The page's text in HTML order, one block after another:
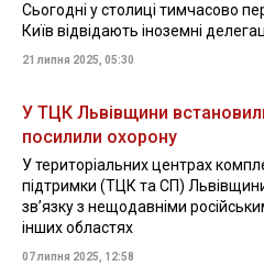
Сьогодні у столиці тимчасово
Київ відвідають іноземні
21 липня 2025, 05:30
У ТЦК Львівщини
посилили охорону
У територіальних центрах
підтримки (ТЦК та СП)
зв’язку з нещодавніми
інших областях
07 липня 2025, 12:58